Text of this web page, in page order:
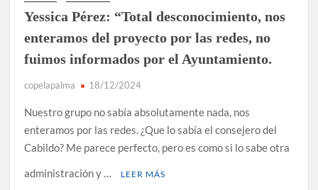
Yessica Pérez: “Total desconocimiento, nos
enteramos del proyecto por las redes, no
fuimos informados por el Ayuntamiento.
copelapalma 18/12/2024
Nuestro grupo no sabía absolutamente nada, nos
enteramos por las redes. ¿Que lo sabía el consejero del
Cabildo? Me parece perfecto, pero es como si lo sabe otra
administración y …
LEER MÁS